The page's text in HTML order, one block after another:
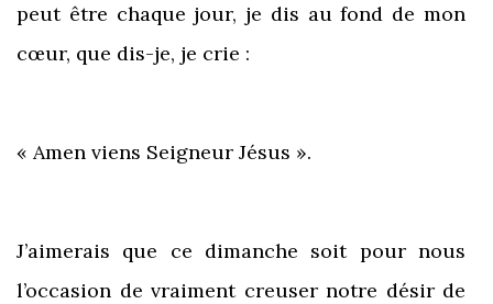
peut être chaque jour, je dis au fond de mon
cœur, que dis-je, je crie :
« Amen viens Seigneur Jésus ».
J’aimerais que ce dimanche soit pour nous
l’occasion de vraiment creuser notre désir de